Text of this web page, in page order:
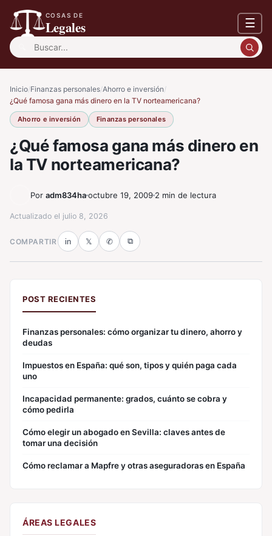
COSAS DE
Legales ☰
Buscar:
Inicio/Finanzas personales/Ahorro e inversión/
¿Qué famosa gana más dinero en la TV norteamericana?
Ahorro e inversión Finanzas personales
¿Qué famosa gana más dinero en
la TV norteamericana?
Por adm834haoctubre 19, 2009 2 min de lectura
Actualizado el julio 8, 2026
COMPARTIR in 𝕏 ✆ ⧉
POST RECIENTES
Finanzas personales: cómo organizar tu dinero, ahorro y
deudas
Impuestos en España: qué son, tipos y quién paga cada
uno
Incapacidad permanente: grados, cuánto se cobra y
cómo pedirla
Cómo elegir un abogado en Sevilla: claves antes de
tomar una decisión
Cómo reclamar a Mapfre y otras aseguradoras en España
ÁREAS LEGALES